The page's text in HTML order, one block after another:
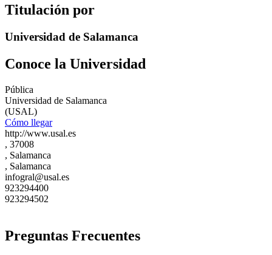
Titulación por
Universidad de Salamanca
Conoce la Universidad
Pública
Universidad de Salamanca
(USAL)
Cómo llegar
http://www.usal.es
, 37008
, Salamanca
, Salamanca
infogral@usal.es
923294400
923294502
Preguntas Frecuentes